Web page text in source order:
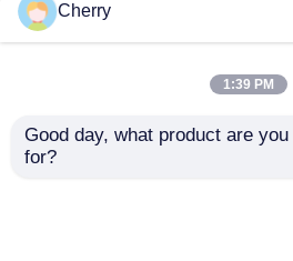
Cherry
1:39 PM
Good day, what product are
for?